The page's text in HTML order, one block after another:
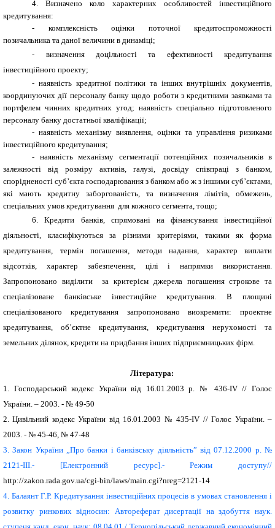
4. Визначено коло характерних особливостей інвестиційного
кредитування:
- комплексність оцінки поточної кредитоспроможності
позичальника та даної величини в динаміці;
- визначення доцільності та ефективності кредитування
інвестиційного проекту;
- наявність кредитної політики та інших внутрішніх документів,
координуючих дії персоналу банку щодо роботи з кредитними заявками та
портфелем чинних кредитних угод; наявність спеціально підготовленого
персоналу банку достатньої кваліфікації;
- наявність механізму виявлення, оцінки та управління ризиками
інвестиційного кредитування;
- наявність механізму сегментації потенційних позичальників в
залежності від розміру активів, галузі, досвіду співпраці з банком,
спорідненості суб’єкта господарювання з банком або ж з іншими суб’єктами,
які мають кредитну заборгованість, та визначення лімітів, обмежень,
спеціальних умов кредитування для кожного сегмента, тощо;
6. Кредити банків, спрямовані на фінансування інвестиційної
діяльності, класифікуються за різними критеріями, такими як форма
кредитування, термін погашення, методи надання, характер виплати
відсотків, характер забезпечення, цілі і напрямки використання.
Запропоновано виділити за критерієм джерела погашення строкове та
спеціалізоване банківське інвестиційне кредитування. В площині
спеціалізованого кредитування запропоновано виокремити: проектне
кредитування, об’єктне кредитування, кредитування нерухомості та
земельних ділянок, кредити на придбання інших підприємницьких фірм.
Література:
1. Господарський кодекс Украïни вiд 16.01.2003 р. № 436-IV // Голос
Украïни. – 2003. - № 49-50
2.Цивільний кодекс України від 16.01.2003 № 435-IV // Голос України. –
2003. - № 45-46, № 47-48
3.
Закон України „Про банки i банкiвську дiяльнiсть” вiд 07.12.2000 р. №
2121-III.- [Eлектронний ресурс].- Режим доступу//
http://zakon.rada.gov.ua/cgi-bin/laws/main.cgi?nreg=2121-14
4. Балаянт Г.Р. Кредитування інвестиційних процесів в умовах становлення і
розвитку ринкових відносин: Автореферат дисертації на здобуття наук.